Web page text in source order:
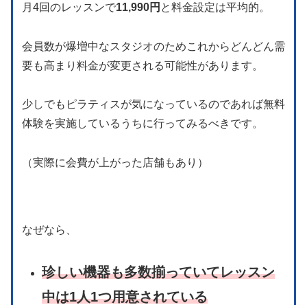
月4回のレッスンで11,990円 と料金設定は平均的。
会員数が爆増中なスタジオのためこれからどんどん需
要も高まり料金が変更される可能性があります。
少しでもピラティスが気になっているのであれば無料
体験を実施しているうちに行ってみるべきです。
（実際に会費が上がった店舗もあり）
なぜなら、
珍しい機器も多数揃っていてレッスン
中は1人1つ用意されている